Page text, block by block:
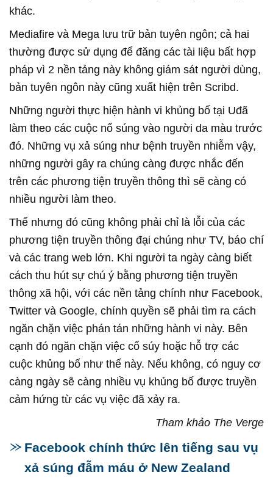
khác.
Mediafire và Mega lưu trữ bản tuyên ngôn; cả hai
thường được sử dụng để đăng các tài liệu bất hợp
pháp vì 2 nền tảng này không giám sát người dùng,
bản tuyên ngôn này cũng xuất hiện trên Scribd.
Những người thực hiện hành vi khủng bố tại Uđã
làm theo các cuộc nổ súng vào người da màu trước
đó. Những vụ xả súng như bệnh truyền nhiễm vậy,
những người gây ra chúng càng được nhắc đến
trên các phương tiện truyền thông thì sẽ càng có
nhiều người làm theo.
Thế nhưng đó cũng không phải chỉ là lỗi của các
phương tiện truyền thông đại chúng như TV, báo chí
và các trang web lớn. Khi người ta ngày càng biết
cách thu hút sự chú ý bằng phương tiện truyền
thông xã hội, với các nền tảng chính như Facebook,
Twitter và Google, chính quyền sẽ phải tìm ra cách
ngăn chặn việc phán tán những hành vi này. Bên
cạnh đó ngăn chặn việc cổ súy hoặc hỗ trợ các
cuộc khủng bố như thế này. Nếu không, có nguy cơ
càng ngày sẽ càng nhiều vụ khủng bố được truyền
cảm hứng từ các vụ việc đã xảy ra.
Tham khảo The Verge
Facebook chính thức lên tiếng sau vụ
xả súng đẫm máu ở New Zealand